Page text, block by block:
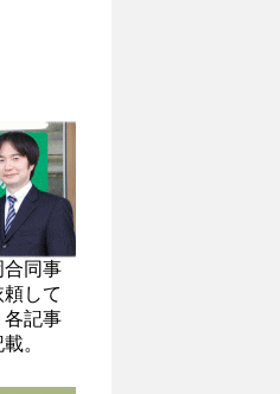
合同事
して
記事
。